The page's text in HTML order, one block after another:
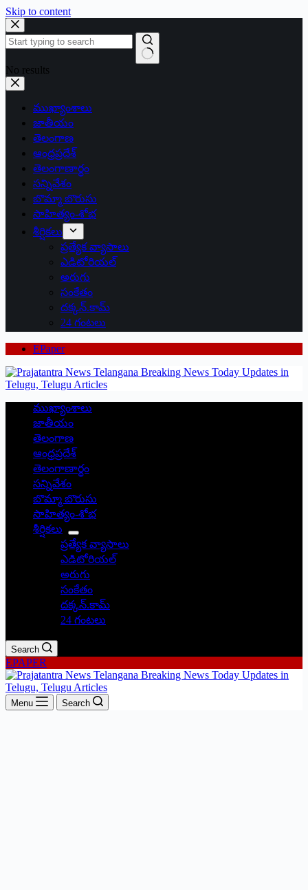
Skip to content
No results
ముఖ్యాంశాలు
జాతీయం
తెలంగాణ
ఆంధ్రప్రదేశ్
తెలంగాణార్థం
సన్నివేశం
బొమ్మా బొరుసు
సాహిత్యం-శోభ
శీర్షికలు
ప్రత్యేక వ్యాసాలు
ఎడిటోరియల్
అరుగు
సంకేతం
దక్కన్.కామ్
24 గంటలు
EPaper
ముఖ్యాంశాలు
జాతీయం
తెలంగాణ
ఆంధ్రప్రదేశ్
తెలంగాణార్థం
సన్నివేశం
బొమ్మా బొరుసు
సాహిత్యం-శోభ
శీర్షికలు
ప్రత్యేక వ్యాసాలు
ఎడిటోరియల్
అరుగు
సంకేతం
దక్కన్.కామ్
24 గంటలు
Search
EPAPER
Menu Search